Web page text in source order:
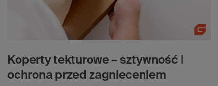
Koperty tekturowe – sztywność i
ochrona przed zagnieceniem